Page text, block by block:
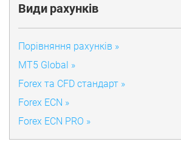
Види рахунків
Порівняння рахунків »
MT5 Global »
Forex та CFD стандарт »
Forex ECN »
Forex ECN PRO »